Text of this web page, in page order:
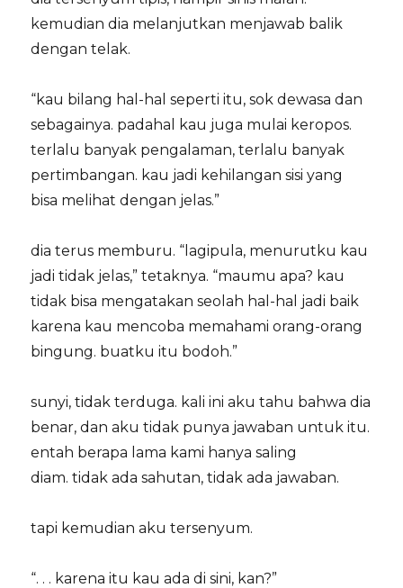
kemudian dia melanjutkan menjawab balik
dengan telak.
“kau bilang hal-hal seperti itu, sok dewasa dan
sebagainya. padahal kau juga mulai keropos.
terlalu banyak pengalaman, terlalu banyak
pertimbangan. kau jadi kehilangan sisi yang
bisa melihat dengan jelas.”
dia terus memburu. “lagipula, menurutku kau
jadi tidak jelas,” tetaknya. “maumu apa? kau
tidak bisa mengatakan seolah hal-hal jadi baik
karena kau mencoba memahami orang-orang
bingung. buatku itu bodoh.”
sunyi, tidak terduga. kali ini aku tahu bahwa dia
benar, dan aku tidak punya jawaban untuk itu.
entah berapa lama kami hanya saling
diam. tidak ada sahutan, tidak ada jawaban.
tapi kemudian aku tersenyum.
“. . . karena itu kau ada di sini, kan?”